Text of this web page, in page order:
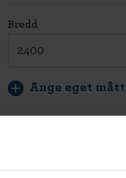
Bredd
Ange eget mått